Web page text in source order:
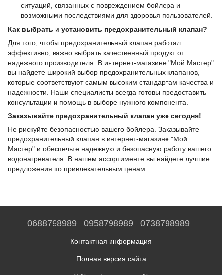
ситуаций, связанных с повреждением бойлера и
возможными последствиями для здоровья пользователей.
Как выбрать и установить предохранительный клапан?
Для того, чтобы предохранительный клапан работал
эффективно, важно выбрать качественный продукт от
надежного производителя. В интернет-магазине "Мой Мастер"
вы найдете широкий выбор предохранительных клапанов,
которые соответствуют самым высоким стандартам качества и
надежности. Наши специалисты всегда готовы предоставить
консультации и помощь в выборе нужного компонента.
Заказывайте предохранительный клапан уже сегодня!
Не рискуйте безопасностью вашего бойлера. Заказывайте
предохранительный клапан в интернет-магазине "Мой
Мастер" и обеспечьте надежную и безопасную работу вашего
водонагревателя. В нашем ассортименте вы найдете лучшие
предложения по привлекательным ценам.
0688798989 0958798989 0738798989
Контактная информация
Полная версия сайта